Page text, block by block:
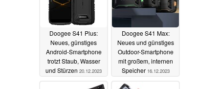
Doogee S41 Plus:
Neues, günstiges
Android-Smartphone
trotzt Staub, Wasser
und Stürzen 20.12.2023
Doogee S41 Max:
Neues und günstiges
Outdoor-Smartphone
mit großem, internen
Speicher 16.12.2023